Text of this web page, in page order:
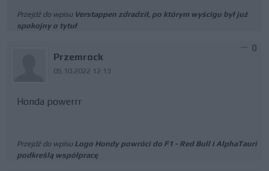
Przejdź do wpisu Verstappen zdradził, po którym wyścigu był już
spokojny o tytuł
Przemrock
05.10.2022 12:13
0
Honda powerrr
Przejdź do wpisu Logo Hondy powróci do F1 - Red Bull i AlphaTauri
podkreślą współpracę